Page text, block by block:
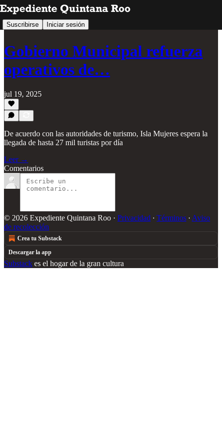
Suscribirse Iniciar sesión
Gobierno Municipal refuerza
operativos de…
jul 19, 2025
De acuerdo con las autoridades de turismo, Isla Mujeres espera la
llegada de hasta 27 mil turistas por día
Leer →
Comentarios
© 2026 Expediente Quintana Roo · Privacidad ∙ Términos ∙ Aviso
de recolección
Crea tu Substack
Descargar la app
Substack es el hogar de la gran cultura